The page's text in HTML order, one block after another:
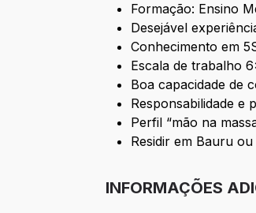
Formação: Ensino
Desejável
Conhecimento em
Escala de trabalho
Boa capacidade de
Responsabilidade e
Perfil “mão na
Residir em Bauru
INFORMAÇÕES